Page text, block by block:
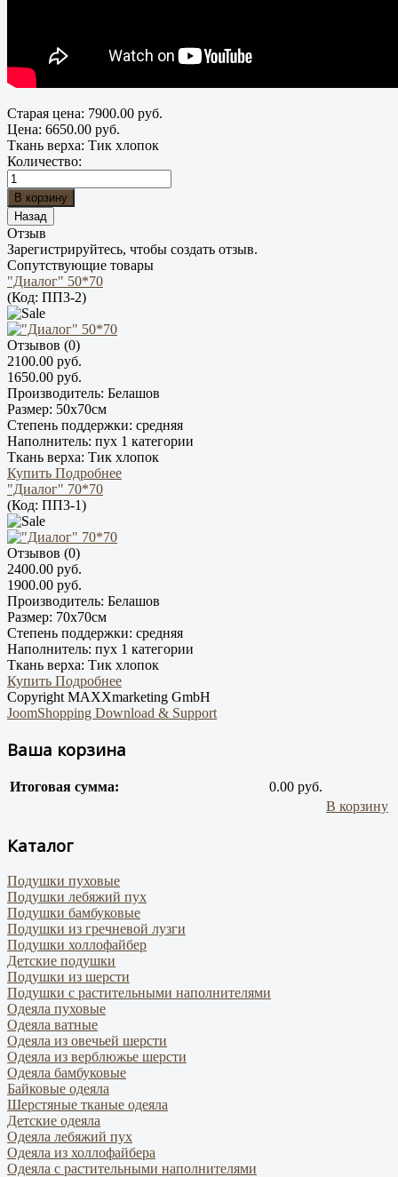
Старая цена: 7900.00 руб.
Цена: 6650.00 руб.
Ткань верха: Тик хлопок
Количество:
Отзыв
Зарегистрируйтесь, чтобы создать отзыв.
Сопутствующие товары
"Диалог" 50*70
(Код: ПП3-2)
Отзывов (0)
2100.00 руб.
1650.00 руб.
Производитель: Белашов
Размер: 50х70см
Степень поддержки: средняя
Наполнитель: пух 1 категории
Ткань верха: Тик хлопок
Купить Подробнее
"Диалог" 70*70
(Код: ПП3-1)
Отзывов (0)
2400.00 руб.
1900.00 руб.
Производитель: Белашов
Размер: 70х70см
Степень поддержки: средняя
Наполнитель: пух 1 категории
Ткань верха: Тик хлопок
Купить Подробнее
Copyright MAXXmarketing GmbH
JoomShopping Download & Support
Ваша корзина
Итоговая сумма:
0.00 руб.
В корзину
Каталог
Подушки пуховые
Подушки лебяжий пух
Подушки бамбуковые
Подушки из гречневой лузги
Подушки холлофайбер
Детские подушки
Подушки из шерсти
Подушки с растительными наполнителями
Одеяла пуховые
Одеяла ватные
Одеяла из овечьей шерсти
Одеяла из верблюжье шерсти
Одеяла бамбуковые
Байковые одеяла
Шерстяные тканые одеяла
Детские одеяла
Одеяла лебяжий пух
Одеяла из холлофайбера
Одеяла с растительными наполнителями